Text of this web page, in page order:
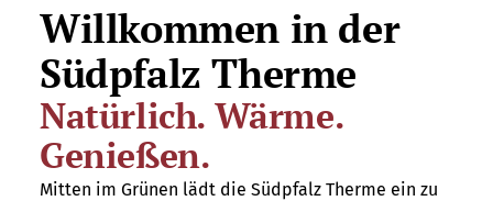
Mehr erfahren
Willkommen in der
Südpfalz Therme
Natürlich. Wärme.
Genießen.
Mitten im Grünen lädt die Südpfalz Therme ein zu